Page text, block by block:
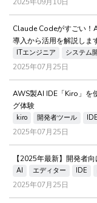
Claude Codeがすごい！
導入から活用を解説しま
ITエンジニア システム
2025年07月25日
AWS製AI IDE「Kiro」を
グ体験
kiro 開発者ツール IDE
2025年07月25日
【2025年最新】開発者
AI エディター IDE
2025年07月25日